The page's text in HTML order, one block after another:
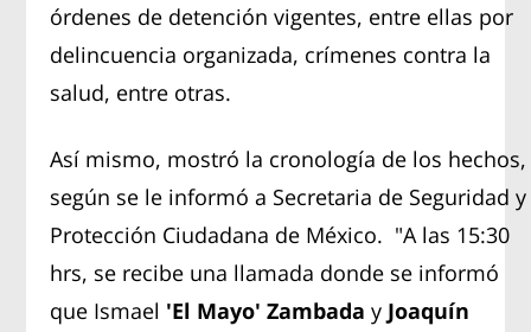
órdenes de detención vigentes, entre ellas por
delincuencia organizada, crímenes contra la
salud, entre otras.
Así mismo, mostró la cronología de los hechos,
según se le informó a Secretaria de Seguridad y
Protección Ciudadana de México. "A las 15:30
hrs, se recibe una llamada donde se informó
que Ismael 'El Mayo' Zambaday Joaquín